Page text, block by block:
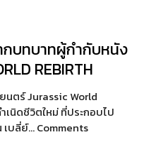
กบทบาทผู้กำกับหนัง
REBIRTH
ตร์ Jurassic World
เนิดชีวิตใหม่ ที่ประกอบไป
เบลี่ย์… Comments